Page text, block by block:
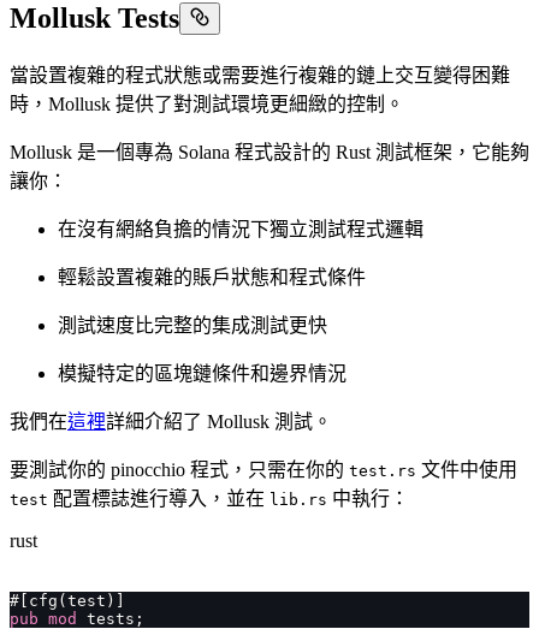
Mollusk Tests
當設置複雜的程式狀態或需要進行複雜的鏈上交互變得困難
時，Mollusk 提供了對測試環境更細緻的控制。
Mollusk 是一個專為 Solana 程式設計的 Rust 測試框架，它能夠
讓你：
在沒有網絡負擔的情況下獨立測試程式邏輯
輕鬆設置複雜的賬戶狀態和程式條件
測試速度比完整的集成測試更快
模擬特定的區塊鏈條件和邊界情況
我們在這裡詳細介紹了 Mollusk 測試。
要測試你的 pinocchio 程式，只需在你的 test.rs 文件中使用
test 配置標誌進行導入，並在 lib.rs 中執行：
rust
#[cfg(test)]
pub mod tests;